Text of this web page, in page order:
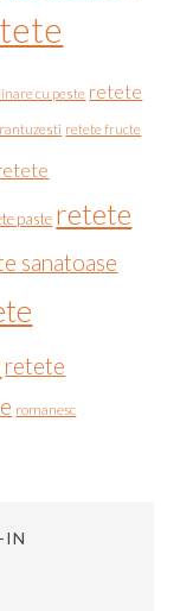
cu peste retete
retete fructe
paste retete
sanatoase
retete
romanesc
IN